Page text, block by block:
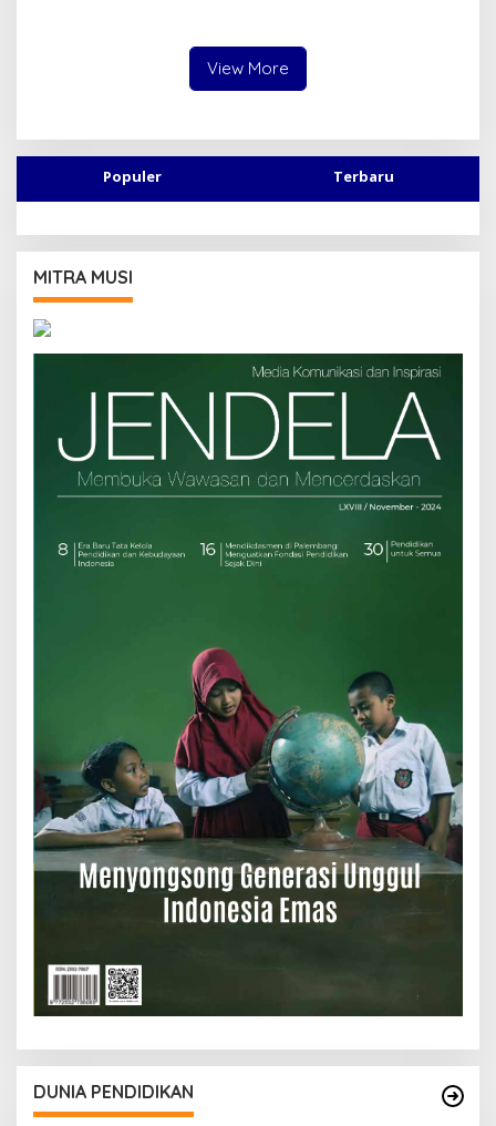
Pembangunan Bapas Baru
View More
Populer Terbaru
MITRA MUSI
DUNIA PENDIDIKAN